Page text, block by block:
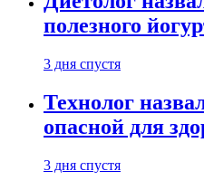
полезного
3 дня спустя
Технолог
опасной для
3 дня спустя